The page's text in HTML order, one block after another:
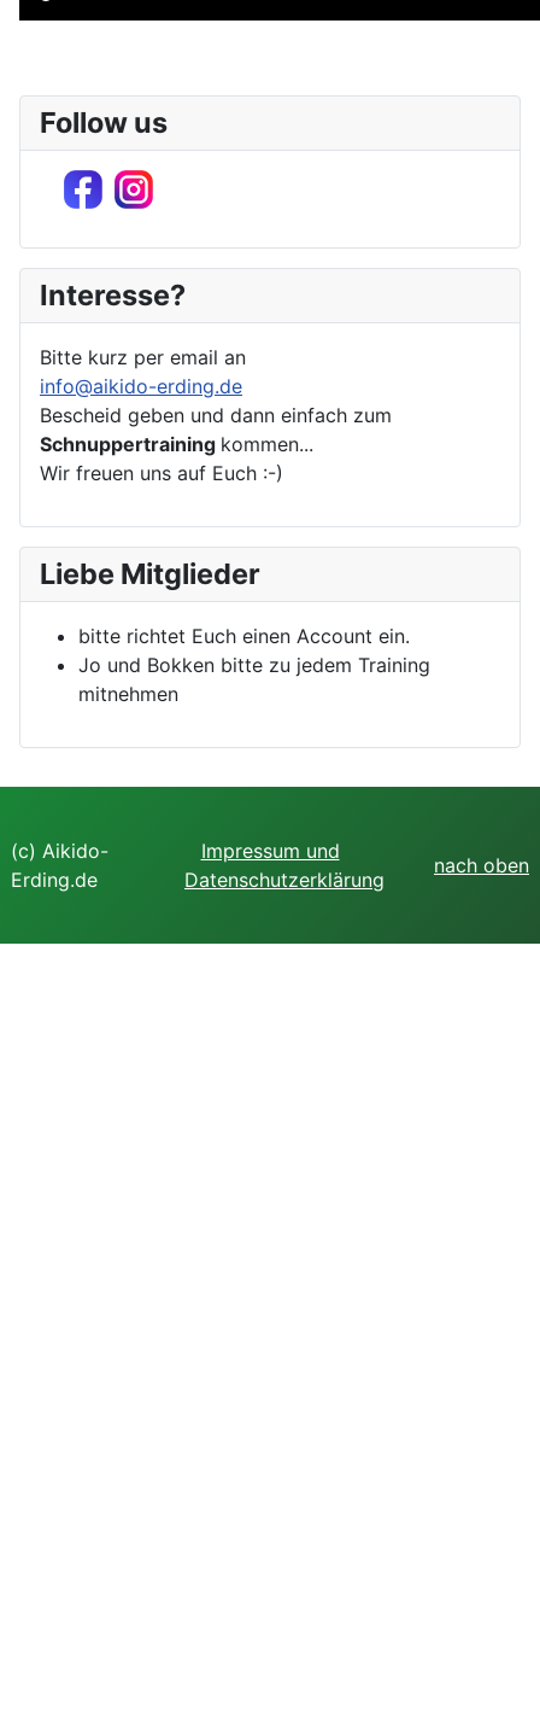
Follow us
Interesse?
Bitte kurz per email an
info@aikido-erding.de
Bescheid geben und dann einfach zum
Schnuppertraining kommen...
Wir freuen uns auf Euch :-)
Liebe Mitglieder
bitte richtet Euch einen Account ein.
Jo und Bokken bitte zu jedem Training
mitnehmen
(c) Aikido-
Erding.de
Impressum und
Datenschutzerklärung
nach oben